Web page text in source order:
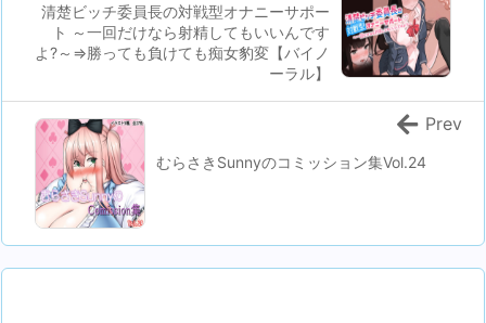
清楚ビッチ委員長の対戦型オナニーサポー
ト ～一回だけなら射精してもいいんです
よ?～⇒勝っても負けても痴女豹変【バイノ
ーラル】
むらさきSunnyのコミッション集Vol.24
Prev